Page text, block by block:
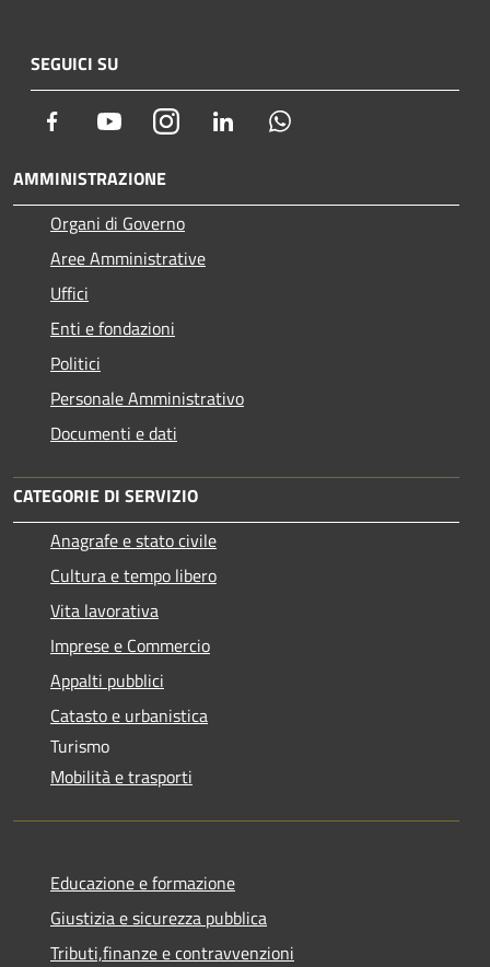
SEGUICI SU
Facebook YoutubeInstagram LinkedIn
AMMINISTRAZIONE
Organi di Governo
Aree Amministrative
Uffici
Enti e fondazioni
Politici
Personale Amministrativo
Documenti e dati
CATEGORIE DI SERVIZIO
Anagrafe e stato civile
Cultura e tempo libero
Vita lavorativa
Imprese e Commercio
Appalti pubblici
Catasto e urbanistica
Turismo
Mobilità e trasporti
Educazione e formazione
Giustizia e sicurezza pubblica
Tributi,finanze e contravvenzioni